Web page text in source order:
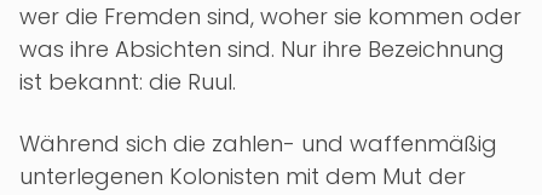
wer die Fremden sind, woher sie kommen oder
was ihre Absichten sind. Nur ihre Bezeichnung
ist bekannt: die Ruul.
Während sich die zahlen- und waffenmäßig
unterlegenen Kolonisten mit dem Mut der